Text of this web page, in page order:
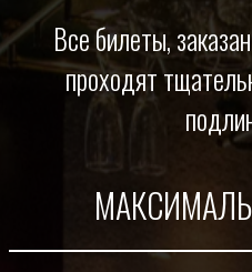
Все билеты,
проходят